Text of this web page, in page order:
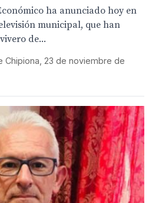
ha anunciado hoy en
municipal, que han
de...
Chipiona, 23 de noviembre de